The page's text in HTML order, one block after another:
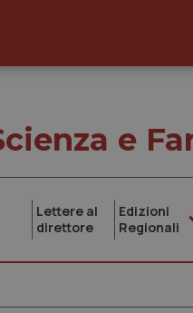
e
Lettere al
direttore
Edizioni
Regionali